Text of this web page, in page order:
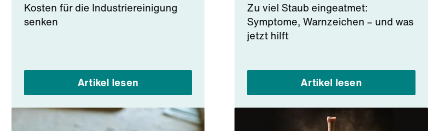
Kosten für die Industriereinigung
senken
Artikel lesen
Zu viel Staub eingeatmet:
Symptome, Warnzeichen – und was
jetzt hilft
Artikel lesen